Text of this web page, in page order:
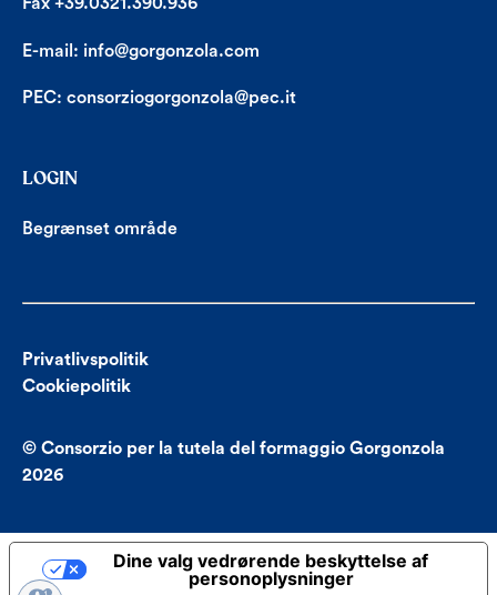
E-mail: info@gorgonzola.com
PEC: consorziogorgonzola@pec.it
LOGIN
Begrænset område
Privatlivspolitik
Cookiepolitik
© Consorzio per la tutela del formaggio Gorgonzola
2026
Dine valg vedrørende beskyttelse af
personoplysninger